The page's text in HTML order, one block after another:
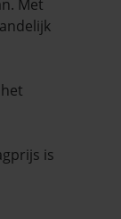
Met
is